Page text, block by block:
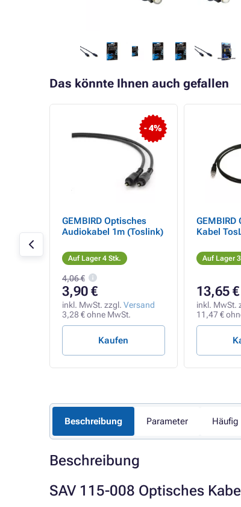
Das könnte Ihnen auch gefallen
- 4%
GEMBIRD Optisches
Audiokabel 1m (Toslink)
Auf Lager 4 Stk.
4,06 €
3,90 €
inkl. MwSt. zzgl. Versand
3,28 € ohne MwSt.
Kaufen
GEMBIRD
Kabel
Auf Lager
13,65 €
inkl. MwSt.
11,47 €
Beschreibung Parameter
Beschreibung
SAV 115-008 Optisches